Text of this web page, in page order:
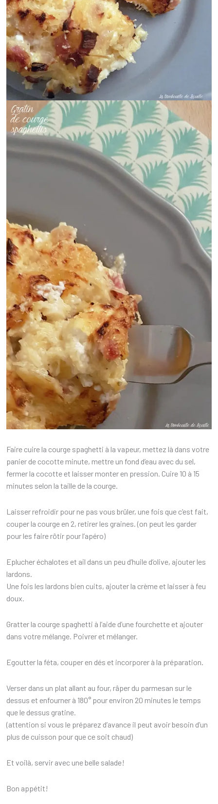
Faire cuire la courge spaghetti à la vapeur, mettez là dans votre
panier de cocotte minute, mettre un fond d’eau avec du sel,
fermer la cocotte et laisser monter en pression. Cuire 10 à 15
minutes selon la taille de la courge.
Laisser refroidir pour ne pas vous brûler, une fois que c’est fait,
couper la courge en 2, retirer les graines. (on peut les garder
pour les faire rôtir pour l’apéro)
Eplucher échalotes et ail dans un peu d’huile d’olive, ajouter les
lardons.
Une fois les lardons bien cuits, ajouter la crème et laisser à feu
doux.
Gratter la courge spaghetti à l’aide d’une fourchette et ajouter
dans votre mélange. Poivrer et mélanger.
Egoutter la féta, couper en dés et incorporer à la préparation.
Verser dans un plat allant au four, râper du parmesan sur le
dessus et enfourner à 180° pour environ 20 minutes le temps
que le dessus gratine.
(attention si vous le préparez d’avance il peut avoir besoin d’un
plus de cuisson pour que ce soit chaud)
Et voilà, servir avec une belle salade!
Bon appétit!